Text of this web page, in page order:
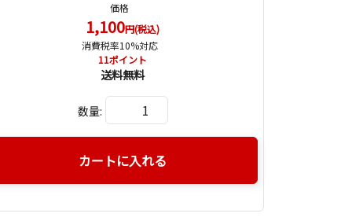
価格
1,100円(税込)
消費税率10%対応
11ポイント
送料無料
数量:
カートに入れる